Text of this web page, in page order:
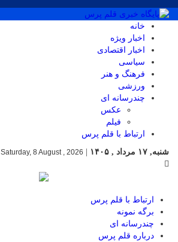
خانه
اخبار ویژه
اخبار اقتصادی
سیاسی
فرهنگ و هنر
ورزشی
چندرسانه ای
عکس
فیلم
ارتباط با قلم پرس
شنبه, ۱۷ مرداد , ۱۴۰۵
Saturday, 8 August , 2026
ارتباط با قلم پرس
برگه نمونه
چندرسانه ای
درباره قلم پرس